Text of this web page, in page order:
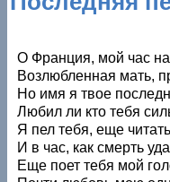
О Франция, мой час
Возлюбленная мать,
Но имя я твое
Любил ли кто тебя
Я пел тебя, еще
И в час, как смерть
Еще поет тебя мой